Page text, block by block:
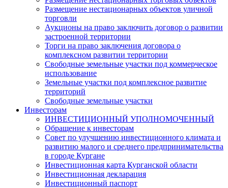
Размещение нестационарных объектов уличной
торговли
Аукционы на право заключить договор о развитии
застроенной территории
Торги на право заключения договора о
комплексном развитии территории
Свободные земельные участки под коммерческое
использование
Земельные участки под комплексное развитие
территорий
Свободные земельные участки
Инвесторам
ИНВЕСТИЦИОННЫЙ УПОЛНОМОЧЕННЫЙ
Обращение к инвесторам
Совет по улучшению инвестиционного климата и
развитию малого и среднего предпринимательства
в городе Кургане
Инвестиционная карта Курганской области
Инвестиционная декларация
Инвестиционный паспорт